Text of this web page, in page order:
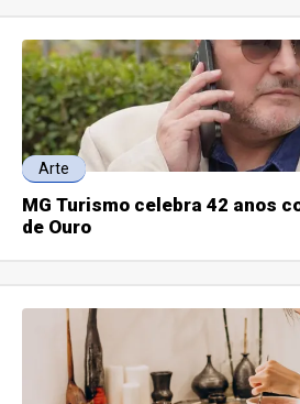
Arte
MG Turismo celebra 42 anos
de Ouro